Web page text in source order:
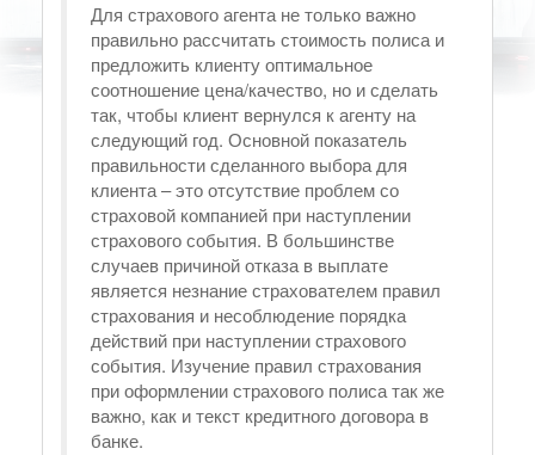
Для страхового агента не только важно
правильно рассчитать стоимость полиса и
предложить клиенту оптимальное
соотношение цена/качество, но и сделать
так, чтобы клиент вернулся к агенту на
следующий год. Основной показатель
правильности сделанного выбора для
клиента – это отсутствие проблем со
страховой компанией при наступлении
страхового события. В большинстве
случаев причиной отказа в выплате
является незнание страхователем правил
страхования и несоблюдение порядка
действий при наступлении страхового
события. Изучение правил страхования
при оформлении страхового полиса так же
важно, как и текст кредитного договора в
банке.